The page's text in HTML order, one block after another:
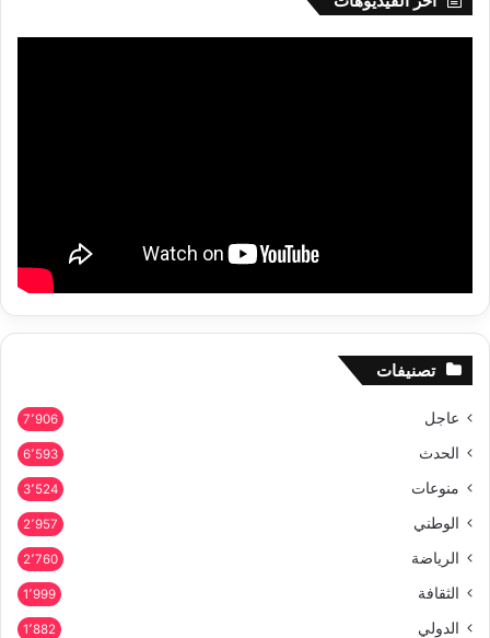
تصنيفات
عاجل 7٬906
الحدث 6٬593
منوعات 3٬524
الوطني 2٬957
الرياضة 2٬760
الثقافة 1٬999
الدولي 1٬882